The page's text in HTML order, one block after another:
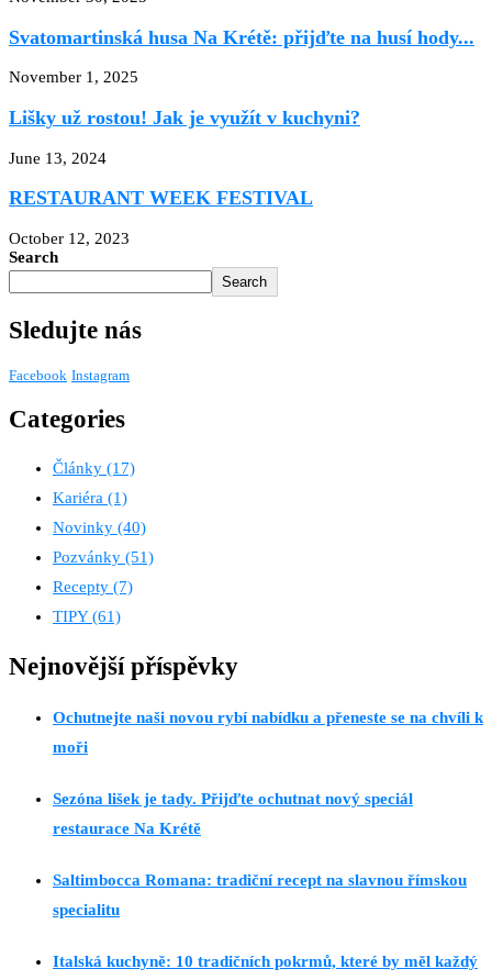
Svatomartinská husa Na Krétě: přijďte na husí hody...
November 1, 2025
Lišky už rostou! Jak je využít v kuchyni?
June 13, 2024
RESTAURANT WEEK FESTIVAL
October 12, 2023
Search
Search
Sledujte nás
Facebook Instagram
Categories
Články (17)
Kariéra (1)
Novinky (40)
Pozvánky (51)
Recepty (7)
TIPY(61)
Nejnovější příspěvky
Ochutnejte naši novou rybí nabídku a přeneste se na chvíli k
moři
Sezóna lišek je tady. Přijďte ochutnat nový speciál
restaurace Na Krétě
Saltimbocca Romana: tradiční recept na slavnou římskou
specialitu
Italská kuchyně: 10 tradičních pokrmů, které by měl každý